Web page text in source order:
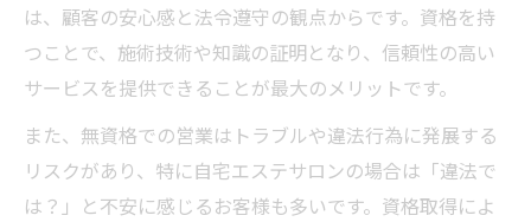
は、顧客の安心感と法令遵守の観点からです。資格を持
つことで、施術技術や知識の証明となり、信頼性の高い
サービスを提供できることが最大のメリットです。
また、無資格での営業はトラブルや違法行為に発展する
リスクがあり、特に自宅エステサロンの場合は「違法で
は？」と不安に感じるお客様も多いです。資格取得によ